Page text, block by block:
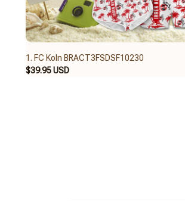
1. FC Koln BRACT3FSDSF10230
$39.95 USD